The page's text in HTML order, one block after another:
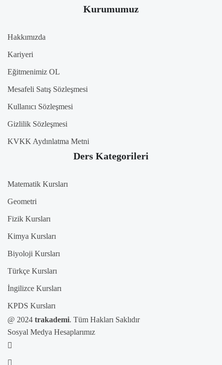
Kurumumuz
Hakkımızda
Kariyeri
Eğitmenimiz OL
Mesafeli Satış Sözleşmesi
Kullanıcı Sözleşmesi
Gizlilik Sözleşmesi
KVKK Aydınlatma Metni
Ders Kategorileri
Matematik Kursları
Geometri
Fizik Kursları
Kimya Kursları
Biyoloji Kursları
Türkçe Kursları
İngilizce Kursları
KPDS Kursları
@ 2024 trakademi. Tüm Hakları Saklıdır
Sosyal Medya Hesaplarımız